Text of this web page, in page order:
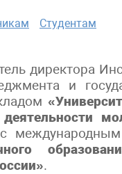
Студентам
директора
и
.